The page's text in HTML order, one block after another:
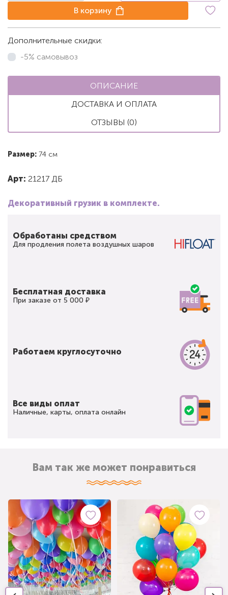
В корзину
Дополнительные скидки:
-5% самовывоз
ОПИСАНИЕ
ДОСТАВКА И ОПЛАТА
ОТЗЫВЫ (0)
Размер: 74 см
Арт: 21217 ДБ
Декоративный грузик в комплекте.
Обработаны средством
Для продления полета воздушных шаров
Бесплатная доставка
При заказе от 5 000 ₽
Работаем круглосуточно
Все виды оплат
Наличные, карты, оплата онлайн
Вам так же может понравиться